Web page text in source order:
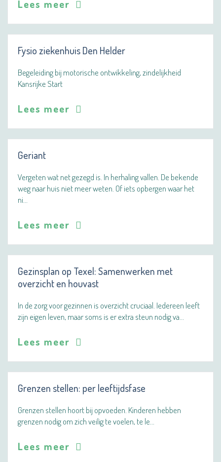
Lees meer
Fysio ziekenhuis Den Helder
Begeleiding bij motorische ontwikkeling, zindelijkheid
Kansrijke Start
Lees meer
Geriant
Vergeten wat net gezegd is. In herhaling vallen. De bekende
weg naar huis niet meer weten. Of iets opbergen waar het
ni…
Lees meer
Gezinsplan op Texel: Samenwerken met
overzicht en houvast
In de zorg voor gezinnen is overzicht cruciaal. Iedereen leeft
zijn eigen leven, maar soms is er extra steun nodig va…
Lees meer
Grenzen stellen: per leeftijdsfase
Grenzen stellen hoort bij opvoeden. Kinderen hebben
grenzen nodig om zich veilig te voelen, te le…
Lees meer